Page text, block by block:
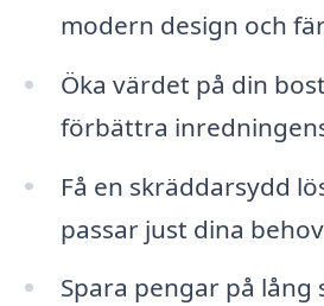
modern design och
Öka värdet på din
förbättra
Få en skräddarsydd
passar just dina
Spara pengar på